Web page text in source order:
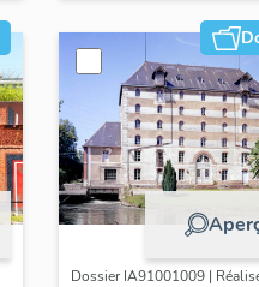
Dossier IA91001009 |